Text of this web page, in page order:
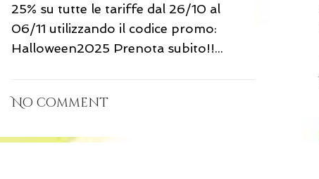
25% su tutte le tariffe dal 26/10 al
06/11 utilizzando il codice promo:
Halloween2025 Prenota subito!!...
No comment